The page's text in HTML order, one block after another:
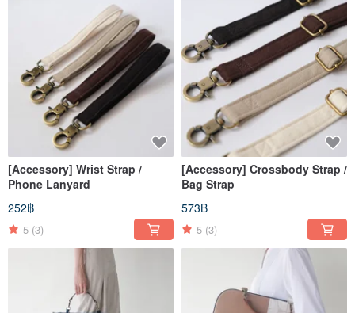
[Accessory] Wrist Strap /
Phone Lanyard
252฿
5 (3)
[Accessory] Crossbody Strap /
Bag Strap
573฿
5 (3)